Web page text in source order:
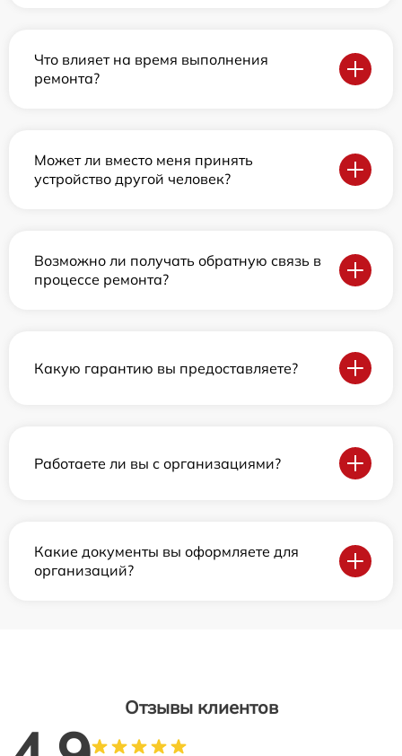
Что влияет на время выполнения
ремонта?
Может ли вместо меня принять
устройство другой человек?
Возможно ли получать обратную связь в
процессе ремонта?
Какую гарантию вы предоставляете?
Работаете ли вы с организациями?
Какие документы вы оформляете для
организаций?
Отзывы клиентов